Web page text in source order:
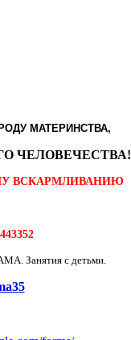
МАТЕРИНСТВА,
ЧЕЛОВЕЧЕСТВА!
ВСКАРМЛИВАНИЮ